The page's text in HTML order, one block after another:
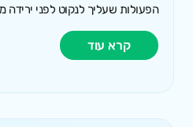
הפעולות שעליך לנקוט לפני
קרא עוד